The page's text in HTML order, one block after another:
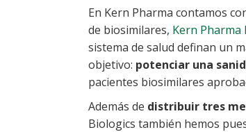
En Kern Pharma contamos
de biosimilares, Kern Pharma
sistema de salud definan un
objetivo: potenciar una
pacientes biosimilares
Además de distribuir tres
Biologics también hemos